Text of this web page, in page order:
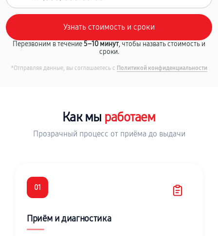
Перезвоним в течение5–10 минут, чтобы назвать стоимость и
сроки.
*Отправляя данные, вы соглашаетесь с Политикой конфиденциальности
Как мы работаем
Прозрачный процесс от приёма до выдачи
01
Приём и диагностика